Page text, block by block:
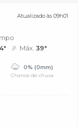
Atualizado às 09h01
Máx.39°
0% (0mm)
Chance de chuva